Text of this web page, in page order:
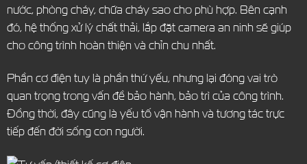
nước, phòng cháy, chữa cháy sao cho phù hợp. Bên cạnh
đó, hệ thống xử lý chất thải, lắp đặt camera an ninh sẽ giúp
cho công trình hoàn thiện và chỉn chu nhất.
Phần cơ điện tuy là phần thứ yếu, nhưng lại đóng vai trò
quan trọng trong vấn đề bảo hành, bảo trì của công trình.
Đồng thời, đây cũng là yếu tố vận hành và tương tác trực
tiếp đến đời sống con người.